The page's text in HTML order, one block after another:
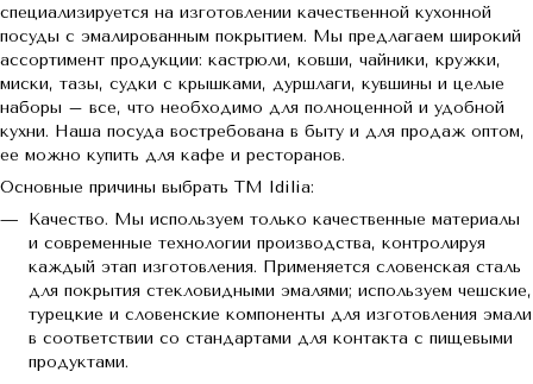
специализируется на изготовлении качественной кухонной
посуды с эмалированным покрытием. Мы предлагаем широкий
ассортимент продукции: кастрюли, ковши, чайники, кружки,
миски, тазы, судки с крышками, дуршлаги, кувшины и целые
наборы – все, что необходимо для полноценной и удобной
кухни. Наша посуда востребована в быту и для продаж оптом,
ее можно купить для кафе и ресторанов.
Основные причины выбрать ТМ Idilia:
Качество. Мы используем только качественные материалы
и современные технологии производства, контролируя
каждый этап изготовления. Применяется словенская сталь
для покрытия стекловидными эмалями; используем чешские,
турецкие и словенские компоненты для изготовления эмали
в соответствии со стандартами для контакта с пищевыми
продуктами.